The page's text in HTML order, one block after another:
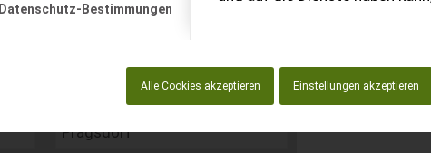
Datenschutz-Bestimmungen
Alle Cookies akzeptieren Einstellungen akzeptieren